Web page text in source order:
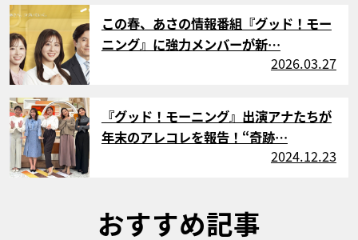
サムネイル
この春、あさの情報番組『グッド！モー
ニング』に強力メンバーが新…
2026.03.27
サムネイル
『グッド！モーニング』出演アナたちが
年末のアレコレを報告！“奇跡…
2024.12.23
おすすめ記事